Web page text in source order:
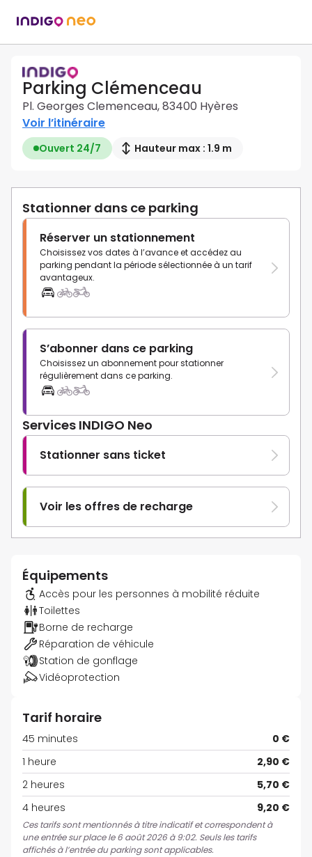
Parking Clémenceau
Pl. Georges Clemenceau, 83400 Hyères
Voir l’itinéraire
Ouvert 24/7 Hauteur max : 1.9 m
Stationner dans ce parking
Réserver un stationnement
Choisissez vos dates à l’avance et accédez au
parking pendant la période sélectionnée à un tarif
avantageux.
S’abonner dans ce parking
Choisissez un abonnement pour stationner
régulièrement dans ce parking.
Services INDIGO Neo
Stationner sans ticket
Voir les offres de recharge
Équipements
Accès pour les personnes à mobilité réduite
Toilettes
Borne de recharge
Réparation de véhicule
Station de gonflage
Vidéoprotection
Tarif horaire
45 minutes
0 €
1 heure
2,90 €
2 heures
5,70 €
4 heures
9,20 €
Ces tarifs sont mentionnés à titre indicatif et correspondent à
une entrée sur place le 6 août 2026 à 9:02. Seuls les tarifs
affichés à l’entrée du parking sont applicables.